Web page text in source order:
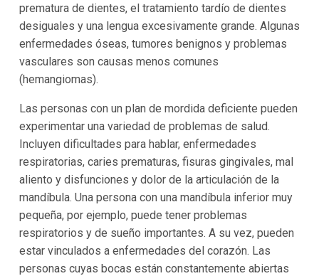
prematura de dientes, el tratamiento tardío de dientes
desiguales y una lengua excesivamente grande. Algunas
enfermedades óseas, tumores benignos y problemas
vasculares son causas menos comunes
(hemangiomas).
Las personas con un plan de mordida deficiente pueden
experimentar una variedad de problemas de salud.
Incluyen dificultades para hablar, enfermedades
respiratorias, caries prematuras, fisuras gingivales, mal
aliento y disfunciones y dolor de la articulación de la
mandíbula. Una persona con una mandíbula inferior muy
pequeña, por ejemplo, puede tener problemas
respiratorios y de sueño importantes. A su vez, pueden
estar vinculados a enfermedades del corazón. Las
personas cuyas bocas están constantemente abiertas